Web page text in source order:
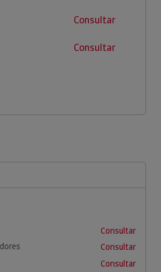
Consultar
Consultar
Consultar
Consultar
Consultar